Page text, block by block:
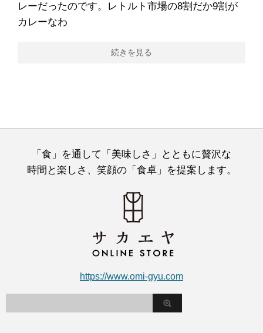
レーだったのです。レトルト市場の8割だか9割が
カレーなわ
続きを見る
「食」を通して「美味しさ」とともに贅沢な
時間と楽しさ、笑顔の「食卓」を提案します。
https://www.omi-gyu.com